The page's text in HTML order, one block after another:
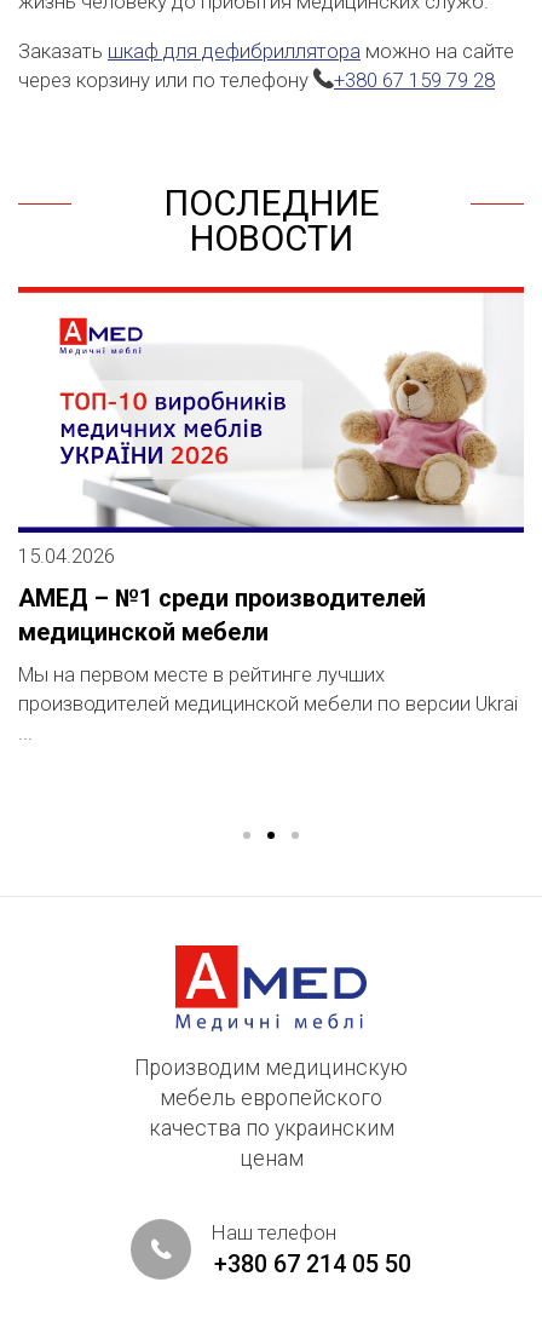
Заказать шкаф для дефибриллятора можно на сайте
через корзину или по телефону
+380 67 159 79 28
ПОСЛЕДНИЕ
НОВОСТИ
15.04.2026
АМЕД – №1 среди производителей
медицинской мебели
Мы на первом месте в рейтинге лучших
производителей медицинской мебели по версии Ukrai
...
Производим медицинскую
мебель европейского
качества по украинским
ценам
Наш телефон
+380 67 214 05 50